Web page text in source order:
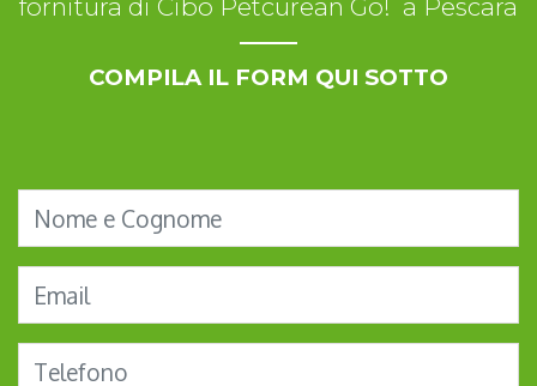
fornitura di Cibo Petcurean Go! a Pescara
COMPILA IL FORM QUI SOTTO